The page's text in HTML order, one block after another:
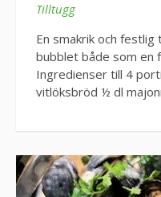
Tilltugg
En smakrik och
bubblet både som en
Ingredienser till 4
vitlöksbröd ½ dl